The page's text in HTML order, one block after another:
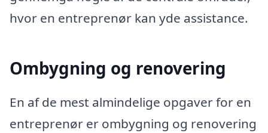
hvor en entreprenør kan yde assistance.
Ombygning og renovering
En af de mest almindelige opgaver for en
entreprenør er ombygning og renovering